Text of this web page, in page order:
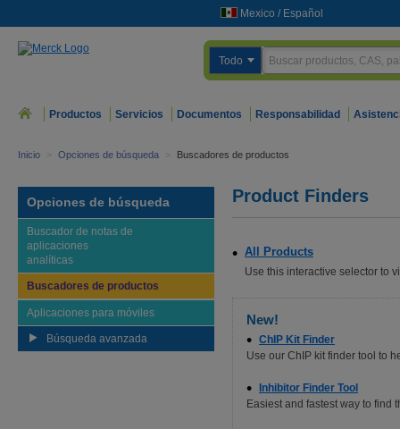
Mexico / Español
Todo
Productos Servicios Documentos Responsabilidad
Inicio > Opciones de búsqueda > Buscadores de productos
Opciones de búsqueda
Buscador de notas de
aplicaciones
analíticas
Buscadores de productos
Aplicaciones para móviles
Búsqueda avanzada
Product Finders
All Products
Use this interactive selector to
New!
ChIP Kit Finder
Use our ChIP kit finder tool to
Inhibitor Finder Tool
Easiest and fastest way to find